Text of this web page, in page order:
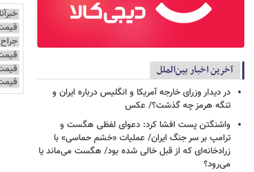
آخرین اخبار بین‌الملل
در دیدار وزرای خارجه آمریکا و انگلیس درباره ایران و
تنگه هرمز چه گذشت؟/ عکس
واشنگتن پست افشا کرد: دعوای لفظی هگست و
ترامپ بر سر جنگ ایران/ عملیات «خشم حماسی» با
زرادخانه‌ای که از قبل خالی شده بود/ هگست می‌ماند یا
می‌رود؟